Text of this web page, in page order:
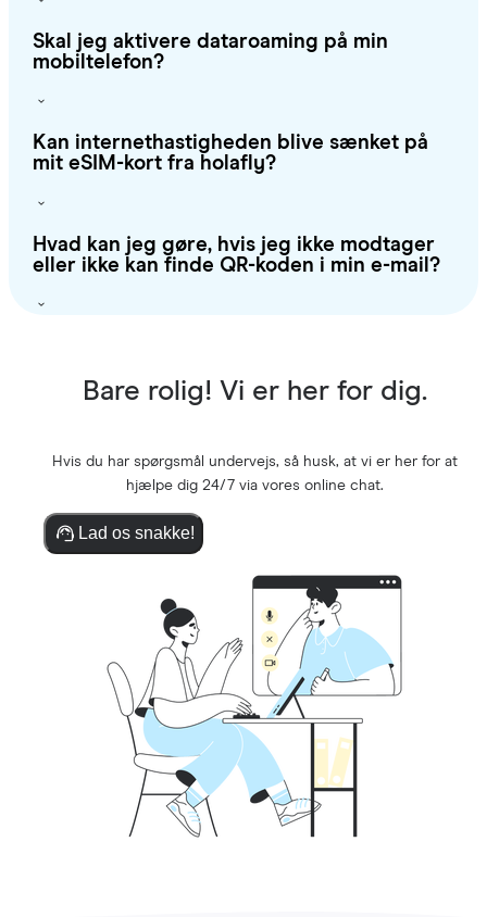
Skal jeg aktivere dataroaming på min
mobiltelefon?
Kan internethastigheden blive sænket på
mit eSIM-kort fra holafly?
Hvad kan jeg gøre, hvis jeg ikke modtager
eller ikke kan finde QR-koden i min e-mail?
Bare rolig! Vi er her for dig.
Hvis du har spørgsmål undervejs, så husk, at vi er her for at
hjælpe dig 24/7 via vores online chat.
Lad os snakke!